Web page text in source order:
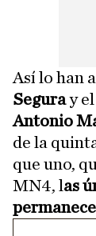
Así lo han
Seguray el
Antonio
de la
que uno,
MN4, l as